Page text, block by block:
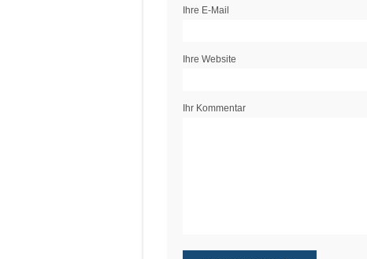
Ihre E-Mail
Ihre Website
Ihr Kommentar